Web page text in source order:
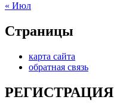
« Июл
Страницы
карта сайта
обратная связь
РЕГИСТРАЦИЯ